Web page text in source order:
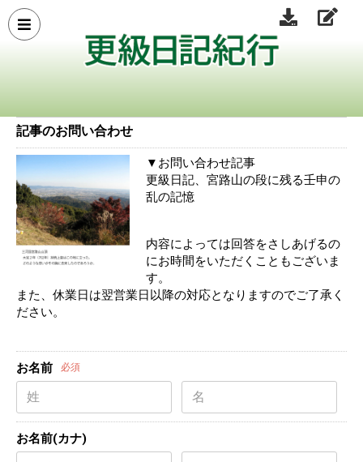
記事のお問い合わせ
▼お問い合わせ記事
更級日記、宮路山の段に残る壬申の
乱の記憶
内容によっては回答をさしあげるの
にお時間をいただくこともございま
す。
また、休業日は翌営業日以降の対応となりますのでご了承く
ださい。
お名前 必須
お名前(カナ)